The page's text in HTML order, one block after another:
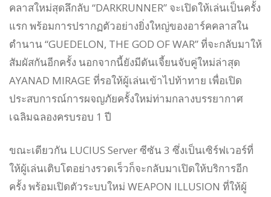
คลาสใหม่สุดลึกลับ “DARKRUNNER” จะเปิดให้เล่นเป็นครั้ง
แรก พร้อมการปรากฏตัวอย่างยิ่งใหญ่ของอาร์คคลาสใน
ตำนาน “GUEDELON, THE GOD OF WAR” ที่จะกลับมาให้
สัมผัสกันอีกครั้ง นอกจากนี้ยังมีดันเจี้ยนจับคู่ใหม่ล่าสุด
AYANAD MIRAGE ที่รอให้ผู้เล่นเข้าไปท้าทาย เพื่อเปิด
ประสบการณ์การผจญภัยครั้งใหม่ท่ามกลางบรรยากาศ
เฉลิมฉลองครบรอบ 1 ปี
ขณะเดียวกัน LUCIUS Server ซีซัน 3 ซึ่งเป็นเซิร์ฟเวอร์ที่
ให้ผู้เล่นเติบโตอย่างรวดเร็วก็จะกลับมาเปิดให้บริการอีก
ครั้ง พร้อมเปิดตัวระบบใหม่ WEAPON ILLUSION ที่ให้ผู้